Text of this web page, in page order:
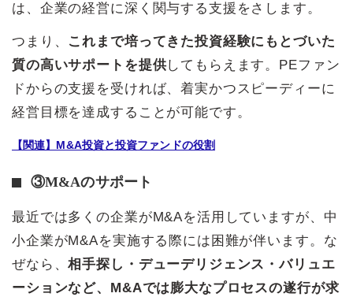
は、企業の経営に深く関与する支援をさします。
つまり、 これまで培ってきた投資経験にもとづいた
質の高いサポートを提供してもらえます。PEファン
ドからの支援を受ければ、着実かつスピーディーに
経営目標を達成することが可能です。
【関連】M&A投資と投資ファンドの役割
③M&Aのサポート
最近では多くの企業がM&Aを活用していますが、中
小企業がM&Aを実施する際には困難が伴います。な
ぜなら、相手探し・デューデリジェンス・バリュエ
ーションなど、M&Aでは膨大なプロセスの遂行が求